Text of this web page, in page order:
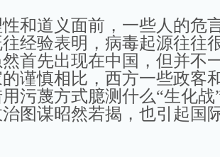
道义面前，一些人的危
经验表明，病毒起源往往
首先出现在中国，但并不
谨慎相比，西方一些政客
污蔑方式臆测什么“生化
图谋昭然若揭，也引起国